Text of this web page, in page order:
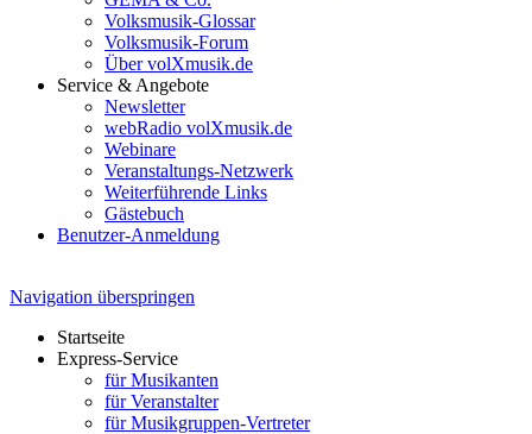
Volksmusik-Glossar
Volksmusik-Forum
Über volXmusik.de
Service & Angebote
Newsletter
webRadio volXmusik.de
Webinare
Veranstaltungs-Netzwerk
Weiterführende Links
Gästebuch
Benutzer-Anmeldung
Navigation überspringen
Startseite
Express-Service
für Musikanten
für Veranstalter
für Musikgruppen-Vertreter